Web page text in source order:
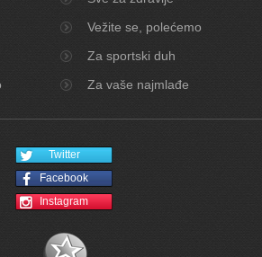
Vežite se, polećemo
Za sportski duh
Za vaše najmlađe
Twitter
Facebook
Instagram